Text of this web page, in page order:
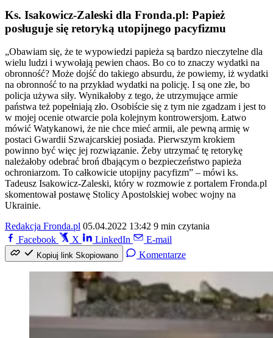
Ks. Isakowicz-Zaleski dla Fronda.pl: Papież
posługuje się retoryką utopijnego pacyfizmu
„Obawiam się, że te wypowiedzi papieża są bardzo nieczytelne dla
wielu ludzi i wywołają pewien chaos. Bo co to znaczy wydatki na
obronność? Może dojść do takiego absurdu, że powiemy, iż wydatki
na obronność to na przykład wydatki na policję. I są one złe, bo
policja używa siły. Wynikałoby z tego, że utrzymujące armie
państwa też popełniają zło. Osobiście się z tym nie zgadzam i jest to
w mojej ocenie otwarcie pola kolejnym kontrowersjom. Łatwo
mówić Watykanowi, że nie chce mieć armii, ale pewną armię w
postaci Gwardii Szwajcarskiej posiada. Pierwszym krokiem
powinno być więc jej rozwiązanie. Żeby utrzymać tę retorykę
należałoby odebrać broń dbającym o bezpieczeństwo papieża
ochroniarzom. To całkowicie utopijny pacyfizm” – mówi ks.
Tadeusz Isakowicz-Zaleski, który w rozmowie z portalem Fronda.pl
skomentował postawę Stolicy Apostolskiej wobec wojny na
Ukrainie.
Redakcja Fronda.pl 05.04.2022 13:42 9 min czytania
Facebook
X LinkedIn E-mail
Kopiuj link Skopiowano Komentarze